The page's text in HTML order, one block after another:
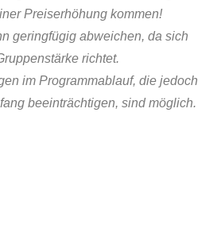
Preiserhöhung kommen!
geringfügig abweichen, da sich
richtet.
im Programmablauf, die jedoch
beeinträchtigen, sind möglich.